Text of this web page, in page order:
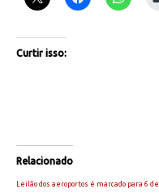
Curtir isso:
Relacionado
Leilão dos aeroportos é marcado para 6 de